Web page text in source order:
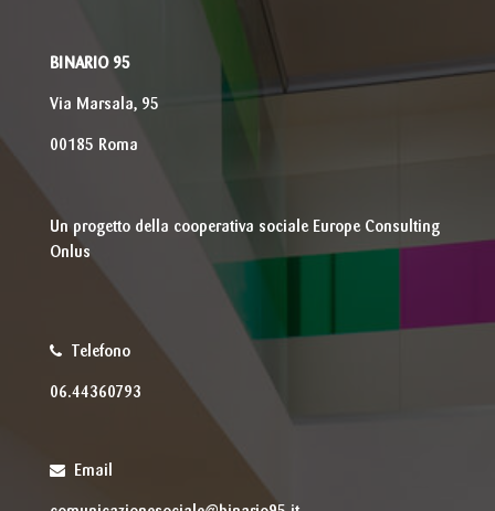
BINARIO 95
Via Marsala, 95
00185 Roma
Un progetto della cooperativa sociale Europe Consulting
Onlus
Telefono
06.44360793
Email